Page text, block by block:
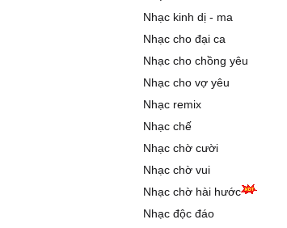
Nhạc kinh dị - ma
Nhạc cho đại ca
Nhạc cho chồng yêu
Nhạc cho vợ yêu
Nhạc remix
Nhạc chế
Nhạc chờ cười
Nhạc chờ vui
Nhạc chờ hài hước
Nhạc độc đáo